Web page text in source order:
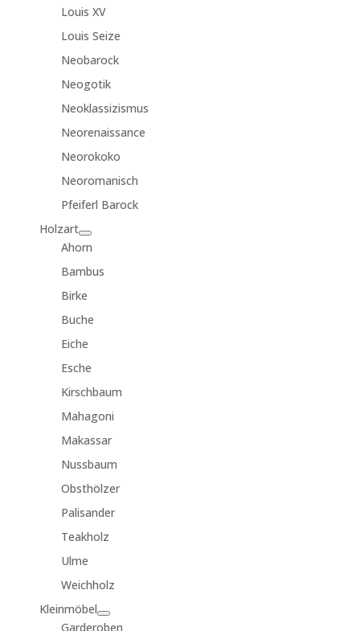
Louis XV
Louis Seize
Neobarock
Neogotik
Neoklassizismus
Neorenaissance
Neorokoko
Neoromanisch
Pfeiferl Barock
Holzart
Ahorn
Bambus
Birke
Buche
Eiche
Esche
Kirschbaum
Mahagoni
Makassar
Nussbaum
Obsthölzer
Palisander
Teakholz
Ulme
Weichholz
Kleinmöbel
Garderoben